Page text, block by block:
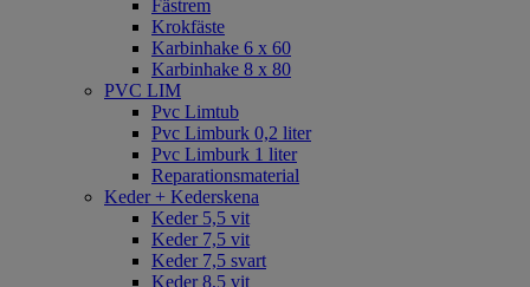
Fästrem
Krokfäste
Karbinhake 6 x 60
Karbinhake 8 x 80
PVC LIM
Pvc Limtub
Pvc Limburk 0,2 liter
Pvc Limburk 1 liter
Reparationsmaterial
Keder + Kederskena
Keder 5,5 vit
Keder 7,5 vit
Keder 7,5 svart
Keder 8,5 vit